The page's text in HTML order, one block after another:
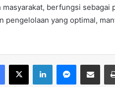
masyarakat, berfungsi
pengelolaan yang optimal,